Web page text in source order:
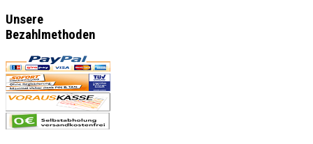
Unsere
Bezahlmethoden